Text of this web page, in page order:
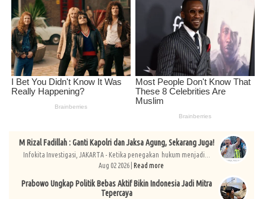
M Rizal Fadillah : Ganti Kapolri dan Jaksa Agung, Sekarang Juga!
Infokita Investigasi, JAKARTA - Ketika penegakan hukum menjadi...
Aug 02 2026 | Read more
Prabowo Ungkap Politik Bebas Aktif Bikin Indonesia Jadi Mitra
Tepercaya